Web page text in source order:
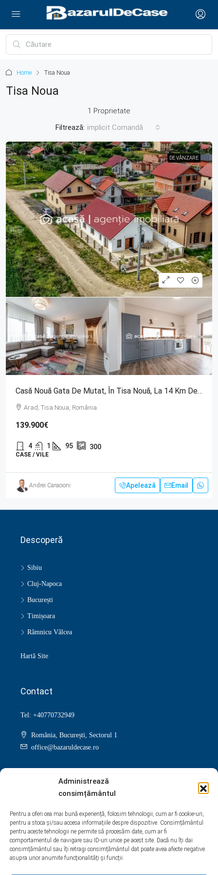
Administrează
consimțământul
Pentru a oferi cea mai bună experiență, folosim tehnologii, cum ar fi cookie-uri,
pentru a stoca și/sau accesa informațiile despre dispozitive. Consimțământul
pentru aceste tehnologii ne permite să procesăm date, cum ar fi
comportamentul de navigare sau ID-uri unice pe acest site. Dacă nu îți dai
consimțământul sau îți retragi consimțământul dat poate avea afecte negative
asupra unor anumite funcționalități și funcții.
Home Tisa Noua
Tisa Noua
1 Proprietate
Filtrează: implicit Comandă
DE VÂNZARE
DE VÂNZARE
Casă Nouă Gata De Mutat, În Tisa Nouă, La 14 Km De Arad
Arad, Tisa Noua, România
139.900€
4 1 95 300
CASE / VILE
Andrei Caracioni Apelează Email
Descoperă
Sibiu
Cluj-Napoca
București
Timișoara
Râmnicu Vâlcea
Hartă Site
Contact
Tel: +40770732949
România, București, Sectorul 1
office@bazaruldecase.ro
Facebook Instagram Linkedin
Google + Youtube Pinterest Yelp
WhatsApp